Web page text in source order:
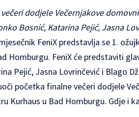
dodjele Večernjakove
Bosnić, Katarina Pejić, Jasna
FeniX predstavlja se 1.
Homburgu. FeniX će predstaviti
Pejić, Jasna Lovrinčević i Blago
početka finalne večeri dodjele
Kurhaus u Bad Homburgu. Gdje i